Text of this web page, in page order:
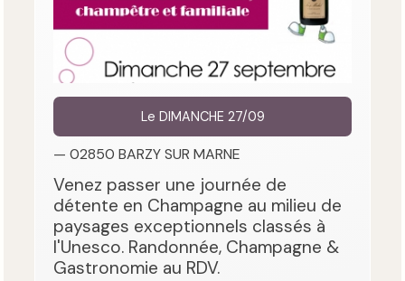
Le DIMANCHE 27/09
— 02850 BARZY SUR MARNE
Venez passer une journée de
détente en Champagne au milieu de
paysages exceptionnels classés à
l'Unesco. Randonnée, Champagne &
Gastronomie au RDV.